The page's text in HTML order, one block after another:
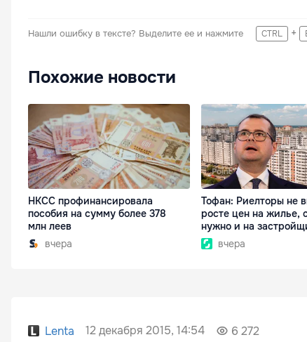
Нашли ошибку в тексте? Выделите ее и нажмите CTRL +
Похожие новости
НКСС профинансировала
пособия на сумму более 378
млн леев
вчера
Тофан: Риелторы не
росте цен на жилье,
нужно и на
вчера
Lenta 12 декабря 2015, 14:54 6 272